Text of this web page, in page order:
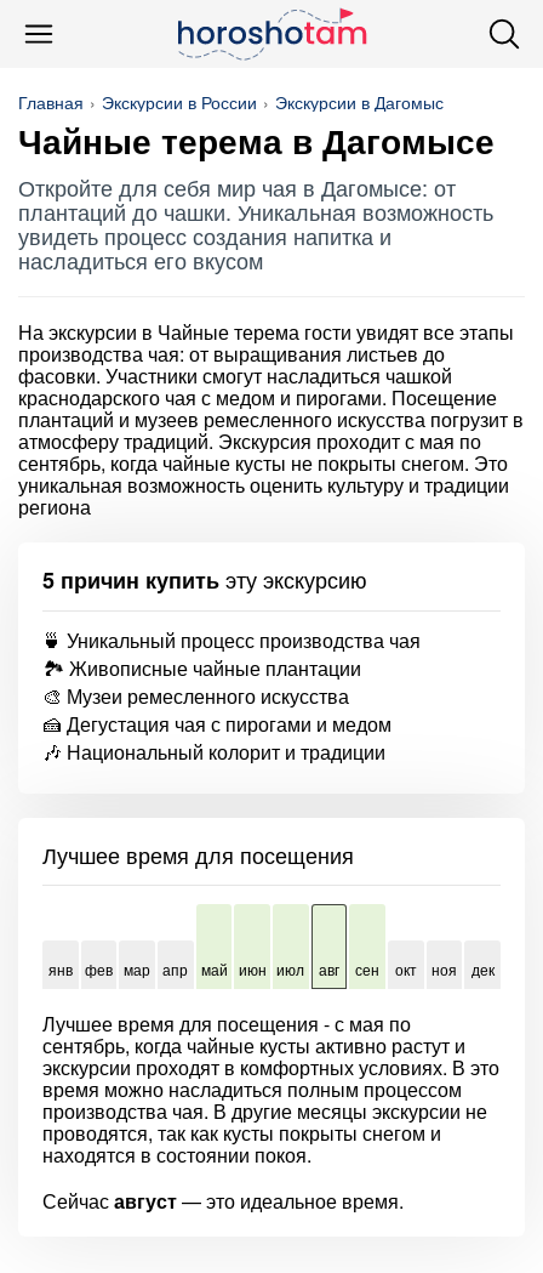
Главная Экскурсии в России Экскурсии в Дагомыс
Чайные терема в Дагомысе
Откройте для себя мир чая в Дагомысе: от
плантаций до чашки. Уникальная возможность
увидеть процесс создания напитка и
насладиться его вкусом
На экскурсии в Чайные терема гости увидят все этапы
производства чая: от выращивания листьев до
фасовки. Участники смогут насладиться чашкой
краснодарского чая с медом и пирогами. Посещение
плантаций и музеев ремесленного искусства погрузит в
атмосферу традиций. Экскурсия проходит с мая по
сентябрь, когда чайные кусты не покрыты снегом. Это
уникальная возможность оценить культуру и традиции
региона
5 причин купитьэту экскурсию
🍵 Уникальный процесс производства чая
🏞️ Живописные чайные плантации
🎨 Музеи ремесленного искусства
🍰 Дегустация чая с пирогами и медом
🎶 Национальный колорит и традиции
Лучшее время для посещения
янв фев мар апр май июн июл авг сен окт ноя дек
Лучшее время для посещения - с мая по
сентябрь, когда чайные кусты активно растут и
экскурсии проходят в комфортных условиях. В это
время можно насладиться полным процессом
производства чая. В другие месяцы экскурсии не
проводятся, так как кусты покрыты снегом и
находятся в состоянии покоя.
Сейчасавгуст— это идеальное время.